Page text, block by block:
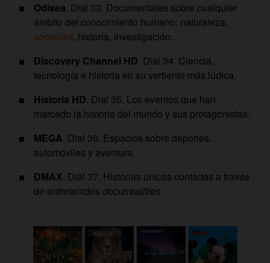
Odisea. Dial 33. Documentales sobre cualquier
ámbito del conocimiento humano: naturaleza,
sociedad, historia, investigación…
Discovery Channel HD. Dial 34. Ciencia,
tecnología e historia en su vertiente más lúdica.
Historia HD. Dial 35. Los eventos que han
marcado la historia del mundo y sus protagonistas.
MEGA. Dial 36. Espacios sobre deportes,
automóviles y aventura.
DMAX. Dial 37. Historias únicas contadas a través
de entretenidos docurrealities.